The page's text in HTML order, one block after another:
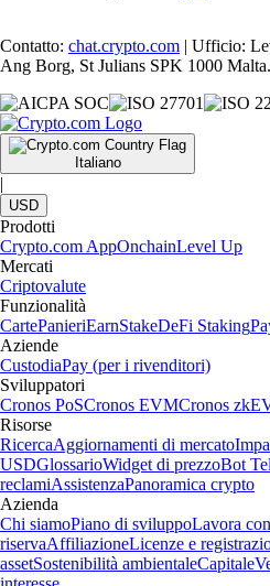
Contatto: chat.crypto.com | Ufficio:
Ang Borg, St Julians SPK 1000 Malta.
Italiano
|
USD
Prodotti
Crypto.com AppOnchainLevel Up
Mercati
Criptovalute
Funzionalità
CartePanieriEarnStakeDeFi Staking
Aziende
CustodiaPay (per i rivenditori)
Sviluppatori
Cronos PoSCronos EVMCronos
Risorse
RicercaAggiornamenti di mercato
USDGlossarioWidget di prezzoBot
reclamiAssistenzaPanoramica crypto
Azienda
Chi siamoPiano di sviluppoLavora
riservaAffiliazioneLicenze e
assetSostenibilità ambientaleCapitale